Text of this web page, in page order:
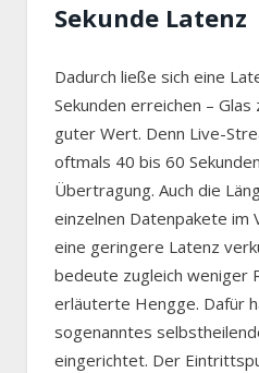
Sekunde Latenz
Dadurch ließe sich eine
Sekunden erreichen – Glas
guter Wert. Denn Live-
oftmals 40 bis 60
Übertragung. Auch die
einzelnen Datenpakete im
eine geringere Latenz
bedeute zugleich weniger
erläuterte Hengge. Dafür
sogenanntes
eingerichtet. Der